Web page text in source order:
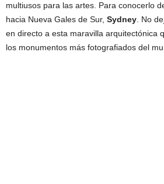
multiusos para las artes. Para conocerlo
hacia Nueva Gales de Sur, Sydney. No
en directo a esta maravilla arquitectónica
los monumentos más fotografiados del